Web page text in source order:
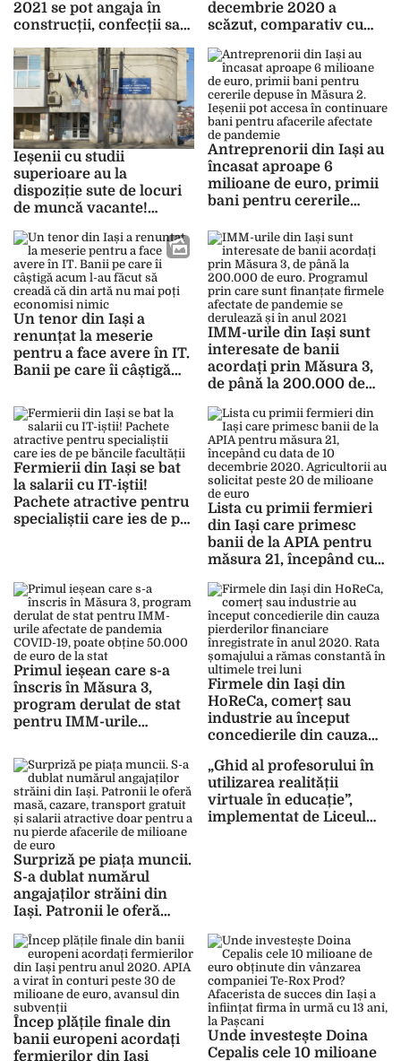
2021 se pot angaja în
construcții, confecții sau
joburi disponibile s-a
înjumătățit față de luna
noiembrie 2020
decembrie 2020 a
scăzut, comparativ cu
care este județul cu cei
mai mulți șomeri
Ieșenii cu studii
superioare au la
dispoziție sute de locuri
de muncă vacante!
cu domeniile unde se fac
angajări în această
perioadă
Antreprenorii din Iași au
încasat aproape 6
milioane de euro, primii
bani pentru cererile
Ieșenii pot accesa în
continuare bani pentru
afacerile afectate de
pandemie
Un tenor din Iași a
renunțat la meserie
pentru a face avere în IT.
Banii pe care îi câștigă
că din artă nu mai poți
economisi nimic
IMM-urile din Iași sunt
interesate de banii
acordați prin Măsura 3,
de până la 200.000 de
care sunt finanțate
firmele afectate de
pandemie se derulează și
în anul 2021
Fermierii din Iași se bat
la salarii cu IT-iștii!
Pachete atractive pentru
specialiștii care ies de pe
Lista cu primii fermieri
din Iași care primesc
banii de la APIA pentru
măsura 21, începând cu
2020. Agricultorii au
solicitat peste 20 de
milioane de euro
Primul ieșean care s-a
înscris în Măsura 3,
program derulat de stat
pentru IMM-urile
COVID-19, poate obține
50.000 de euro de la stat
Firmele din Iași din
HoReCa, comerț sau
industrie au început
concedierile din cauza
înregistrate în anul
2020. Rata șomajului a
rămas constantă în
ultimele trei luni
Surpriză pe piața muncii.
S-a dublat numărul
angajaților străini din
Iași. Patronii le oferă
gratuit și salarii atractive
doar pentru a nu pierde
afacerile de milioane de
euro
„Ghid al profesorului în
utilizarea realității
virtuale în educație”,
implementat de Liceul
Încep plățile finale din
banii europeni acordați
fermierilor din Iași
Unde investește Doina
Cepalis cele 10 milioane